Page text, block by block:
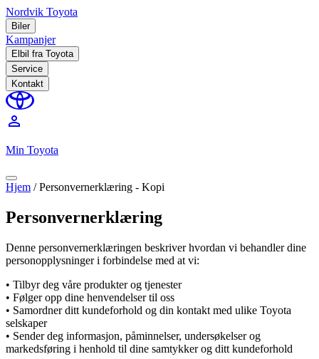
Nordvik Toyota
Biler
Kampanjer
Elbil fra Toyota
Service
Kontakt
perm_identity
Min Toyota
Hjem /Personvernerklæring - Kopi
Personvernerklæring
Denne personvernerklæringen beskriver hvordan vi behandler dine
personopplysninger i forbindelse med at vi:
• Tilbyr deg våre produkter og tjenester
• Følger opp dine henvendelser til oss
• Samordner ditt kundeforhold og din kontakt med ulike Toyota
selskaper
• Sender deg informasjon, påminnelser, undersøkelser og
markedsføring i henhold til dine samtykker og ditt kundeforhold